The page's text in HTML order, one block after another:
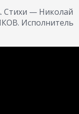
— Николай
Исполнитель